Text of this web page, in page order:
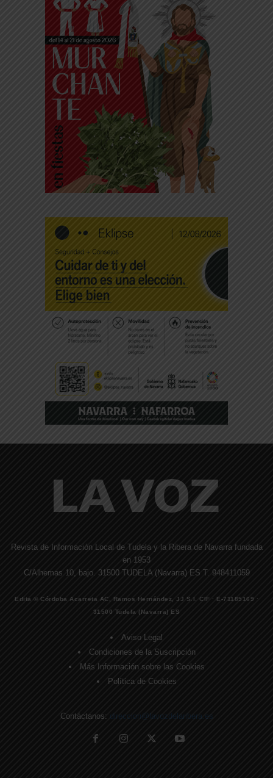
Revista de Información Local de Tudela y la Ribera de Navarra fundada
en 1953
C/Alhemas 10, bajo. 31500 TUDELA (Navarra) ES T. 948411059
Edita © Córdoba Acarreta AC, Ramos Hernández, JJ S.I. CIF · E-71185169 ·
31500 Tudela (Navarra) ES
Aviso Legal
Condiciones de la Suscripción
Más Información sobre las Cookies
Política de Cookies
Contáctanos: direccion@lavozdelaribera.es